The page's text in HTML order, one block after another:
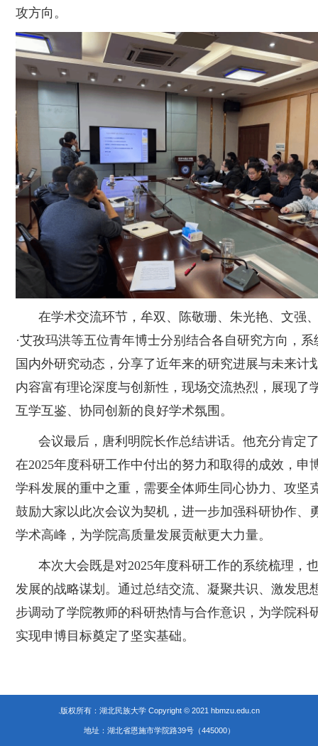
攻方向。
在学术交流环节，牟双、陈敬珊、朱光艳、文强
·艾孜玛洪等五位青年博士分别结合各自研究方向，系
国内外研究动态，分享了近年来的研究进展与未来计
内容富有理论深度与创新性，现场交流热烈，展现了
互学互鉴、协同创新的良好学术氛围。
会议最后，唐利明院长作总结讲话。他充分肯定
在2025年度科研工作中付出的努力和取得的成效，申
学科发展的重中之重，需要全体师生同心协力、攻坚
鼓励大家以此次会议为契机，进一步加强科研协作、
学术高峰，为学院高质量发展贡献更大力量。
本次大会既是对2025年度科研工作的系统梳理，
发展的战略谋划。通过总结交流、凝聚共识、激发思
步调动了学院教师的科研热情与合作意识，为学院科
实现申博目标奠定了坚实基础。
.版权所有：湖北民族大学 Copyright © 2021 hbmzu.edu.cn
地址：湖北省恩施市学院路39号（445000）